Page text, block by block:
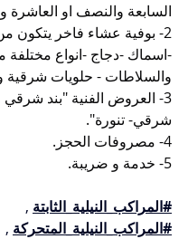
السابعة والنصف او العاشرة
2- بوفية عشاء فاخر يتكون
-اسماك -دجاج -انواع مختلفة
والسلاطات - حلويات شرقية
3- العروض الفنية "بند
شرقي- تنورة".
4- مصروفات الحجز.
5- خدمة و ضريبة.
#المراكب_النيلية_الثابتة ,
#المراكب_النيلية_المتحركة ,